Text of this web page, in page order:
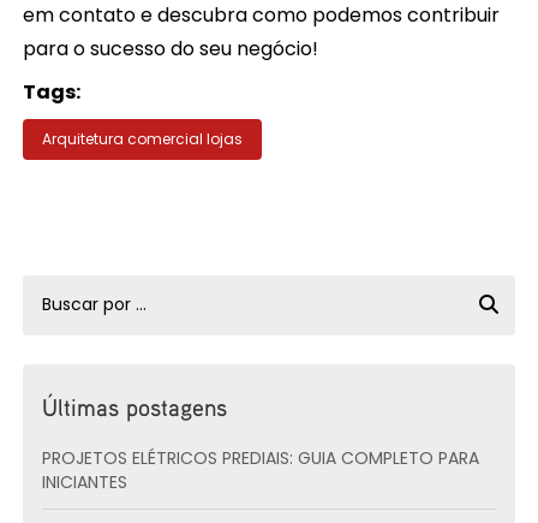
em contato e descubra como podemos contribuir
para o sucesso do seu negócio!
Tags:
Arquitetura comercial lojas
Últimas postagens
PROJETOS ELÉTRICOS PREDIAIS: GUIA COMPLETO PARA
INICIANTES